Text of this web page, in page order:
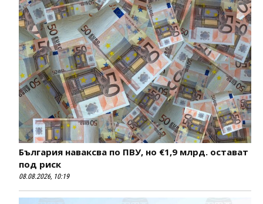
България наваксва по ПВУ, но €1,9 млрд. остават
под риск
08.08.2026, 10:19